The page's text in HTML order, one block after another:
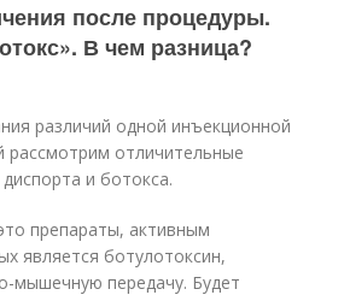
после процедуры.
В чем разница?
различий одной инъекционной
рассмотрим отличительные
и ботокса.
препараты, активным
является ботулотоксин,
мышечную передачу. Будет